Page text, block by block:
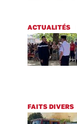
ACTUALITÉS
FAITS DIVERS